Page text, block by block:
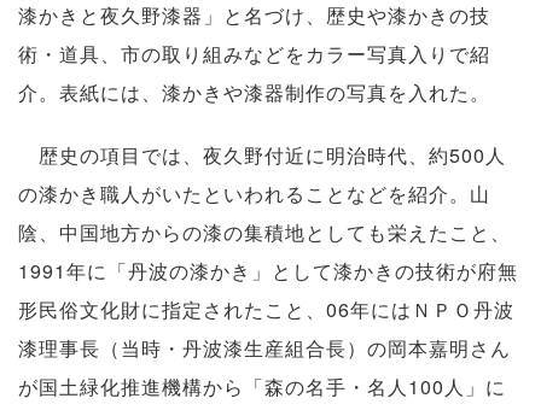
漆かきと夜久野漆器」と名づけ、歴史や漆かきの技
術・道具、市の取り組みなどをカラー写真入りで紹
介。表紙には、漆かきや漆器制作の写真を入れた。
歴史の項目では、夜久野付近に明治時代、約500人
の漆かき職人がいたといわれることなどを紹介。山
陰、中国地方からの漆の集積地としても栄えたこと、
1991年に「丹波の漆かき」として漆かきの技術が府無
形民俗文化財に指定されたこと、06年にはＮＰＯ丹波
漆理事長（当時・丹波漆生産組合長）の岡本嘉明さん
が国土緑化推進機構から「森の名手・名人100人」に